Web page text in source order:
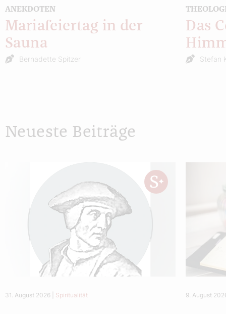
ANEKDOTEN
Mariafeiertag in der
Sauna
Bernadette Spitzer
Das
Stefan
Neueste Beiträge
31. August 2026 Spiritualität 9. August